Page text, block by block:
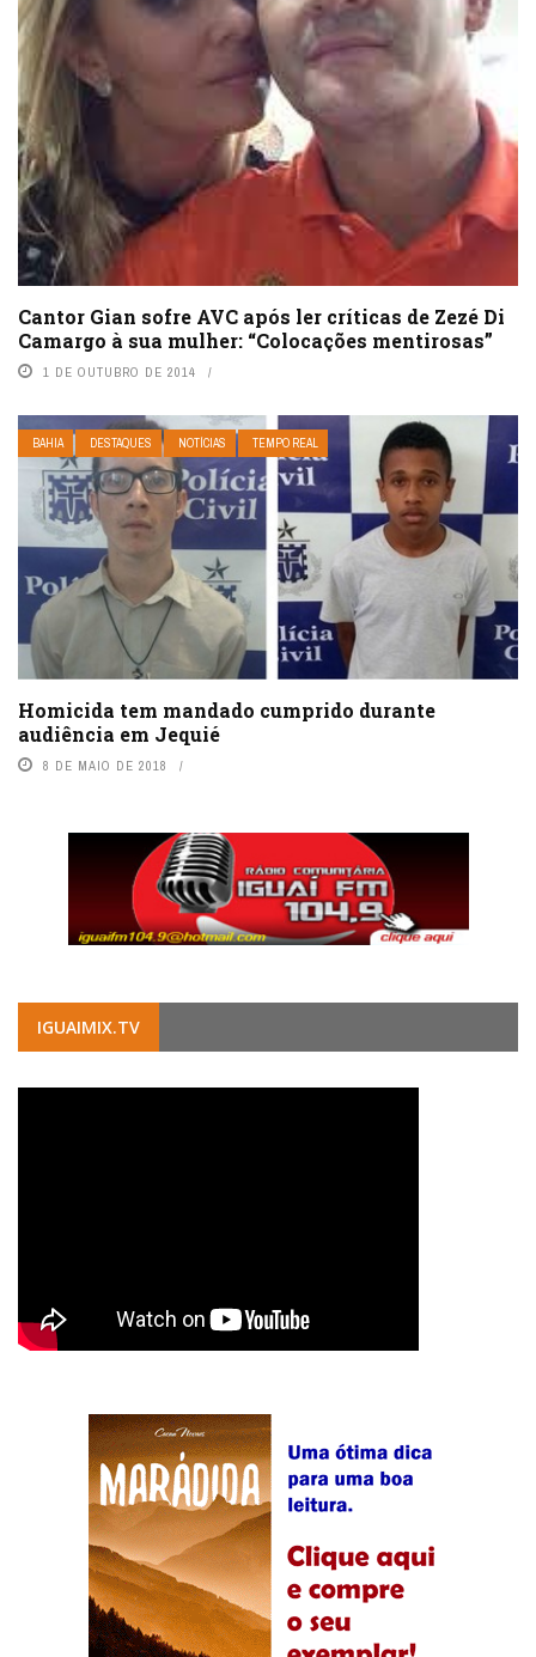
Cantor Gian sofre AVC após ler críticas de Zezé Di
Camargo à sua mulher: “Colocações mentirosas”
1 DE OUTUBRO DE 2014
BAHIA DESTAQUES NOTÍCIAS TEMPO REAL
Homicida tem mandado cumprido durante
audiência em Jequié
8 DE MAIO DE 2018
IGUAIMIX.TV